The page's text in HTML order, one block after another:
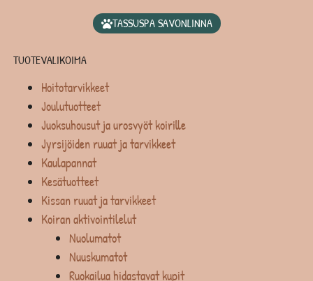
TASSUSPA SAVONLINNA
TUOTEVALIKOIMA
Hoitotarvikkeet
Joulutuotteet
Juoksuhousut ja urosvyöt koirille
Jyrsijöiden ruuat ja tarvikkeet
Kaulapannat
Kesätuotteet
Kissan ruuat ja tarvikkeet
Koiran aktivointilelut
Nuolumatot
Nuuskumatot
Ruokailua hidastavat kupit